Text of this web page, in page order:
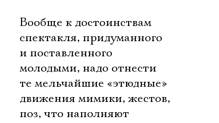
Вообще к достоинствам
спектакля, придуманного
и поставленного
молодыми, надо отнести
те мельчайшие «этюдные»
движения мимики, жестов,
поз, что наполняют